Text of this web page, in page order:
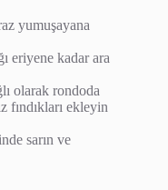
yumuşayana
eriyene kadar ara
olarak rondoda
fındıkları ekleyin
sarın ve